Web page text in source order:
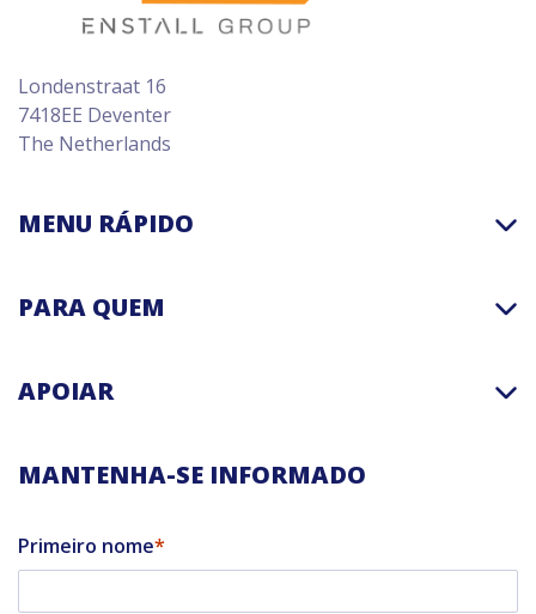
Londenstraat 16
7418EE Deventer
The Netherlands
MENU RÁPIDO
PARA QUEM
APOIAR
MANTENHA-SE INFORMADO
Primeiro nome